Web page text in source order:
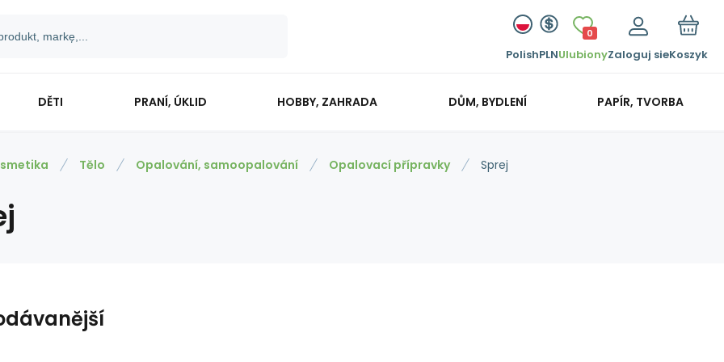
PolishPLN
0
UlubionyZaloguj sieKoszyk
DĚTI PRANÍ, ÚKLID HOBBY, ZAHRADA DŮM, BYDLENÍ PAPÍR, TVORBA
Tělo Opalování, samoopalování Opalovací přípravky Sprej